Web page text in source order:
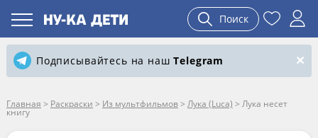
Поиск
Подписывайтесь на нашTelegram
Главная > Раскраски > Из мультфильмов> Лука (Luca) > Лука несет
книгу